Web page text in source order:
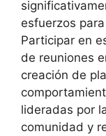
esfuerzos
Participar en
de reuniones
creación de
lideradas por
comunidad y